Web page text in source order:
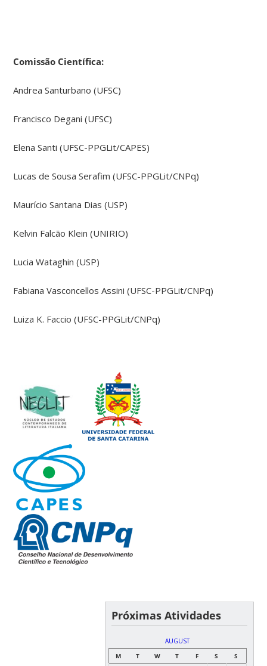
Comissão Científica:
Andrea Santurbano (UFSC)
Francisco Degani (UFSC)
Elena Santi (UFSC-PPGLit/CAPES)
Lucas de Sousa Serafim (UFSC-PPGLit/CNPq)
Maurício Santana Dias (USP)
Kelvin Falcão Klein (UNIRIO)
Lucia Wataghin (USP)
Fabiana Vasconcellos Assini (UFSC-PPGLit/CNPq)
Luiza K. Faccio (UFSC-PPGLit/CNPq)
Próximas Atividades
AUGUST
M
T W T F S S